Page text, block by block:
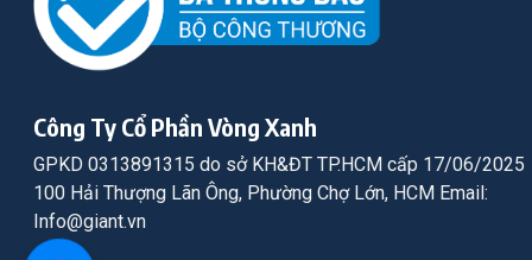
Công Ty Cổ Phần Vòng Xanh
GPKD 0313891315 do sở KH&ĐT TP.HCM cấp 17/06/2025
100 Hải Thượng Lãn Ông, Phường Chợ Lớn, HCM Email:
Info@giant.vn